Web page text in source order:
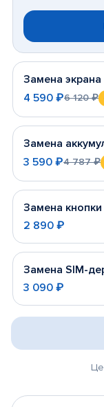
Замена экрана
4 590 ₽6 120 ₽
Замена
3 590 ₽4 787 ₽
Замена
2 890 ₽
Замена SIM-
3 090 ₽